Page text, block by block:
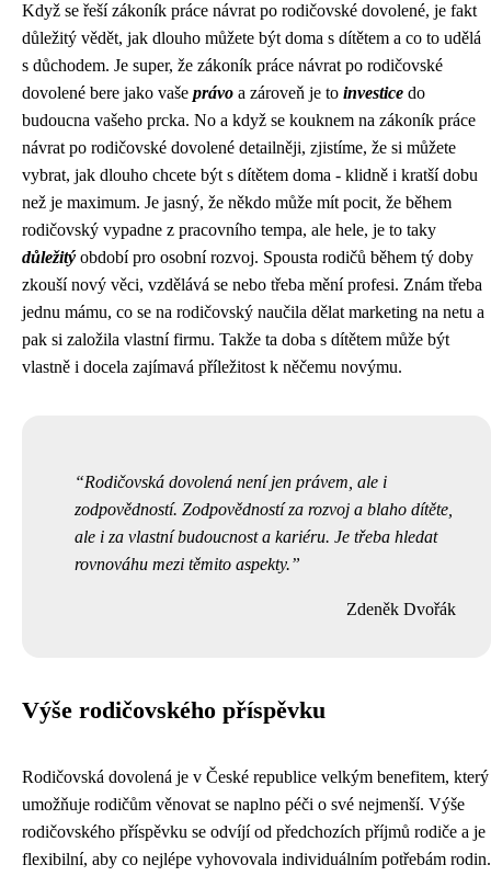
Když se řešízákoník práce návrat po rodičovské dovolené, je fakt
důležitý vědět, jak dlouho můžete být doma s dítětem a co to udělá
s důchodem. Je super, že zákoník práce návrat po rodičovské
dovolené bere jako vaše právo a zároveň je to investice do
budoucna vašeho prcka. No a když se kouknem na zákoník práce
návrat po rodičovské dovolené detailněji, zjistíme, že si můžete
vybrat, jak dlouho chcete být s dítětem doma - klidně i kratší dobu
než je maximum. Je jasný, že někdo může mít pocit, že během
rodičovský vypadne z pracovního tempa, ale hele, je to taky
důležitý období pro osobní rozvoj. Spousta rodičů během tý doby
zkouší nový věci, vzdělává se nebo třeba mění profesi. Znám třeba
jednu mámu, co se na rodičovský naučila dělat marketing na netu a
pak si založila vlastní firmu. Takže ta doba s dítětem může být
vlastně i docela zajímavá příležitost k něčemu novýmu.
Rodičovská dovolená není jen právem, ale i
zodpovědností. Zodpovědností za rozvoj a blaho dítěte,
ale i za vlastní budoucnost a kariéru. Je třeba hledat
rovnováhu mezi těmito aspekty.
Zdeněk Dvořák
Výše rodičovského příspěvku
Rodičovská dovolená je v České republice velkým benefitem, který
umožňuje rodičům věnovat se naplno péči o své nejmenší. Výše
rodičovského příspěvku se odvíjí od předchozích příjmů rodiče a je
flexibilní, aby co nejlépe vyhovovala individuálním potřebám rodin.